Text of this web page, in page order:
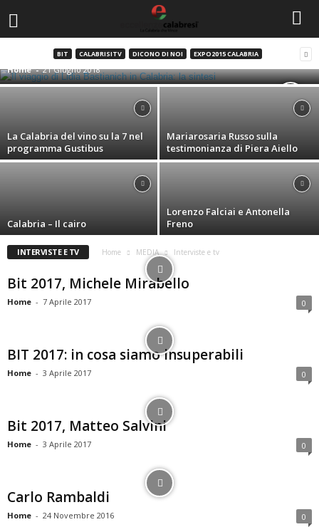
BIT CALABRISITV DICONO DI NOI EXPO2015 CALABRIA
Lidia Bastianich in Calabria: la sintesi
Home - 21 Giugno 2018
La Calabria del vino su la 7 nel
programma Gustibus
Mariarosaria Russo sulla
testimonianza di Piera Aiello
Calabria – Il cairo
Lorenzo Falciai e Antonella
Freno
INTERVISTE E TV Home MEDIA Interviste e tv
Bit 2017, Michele Mirabello
Home - 7 Aprile 2017 0
BIT 2017: in cosa siamo insuperabili
Home - 3 Aprile 2017 0
Bit 2017, Matteo Salvini
Home - 3 Aprile 2017 0
Carlo Rambaldi
Home - 24 Novembre 2016 0